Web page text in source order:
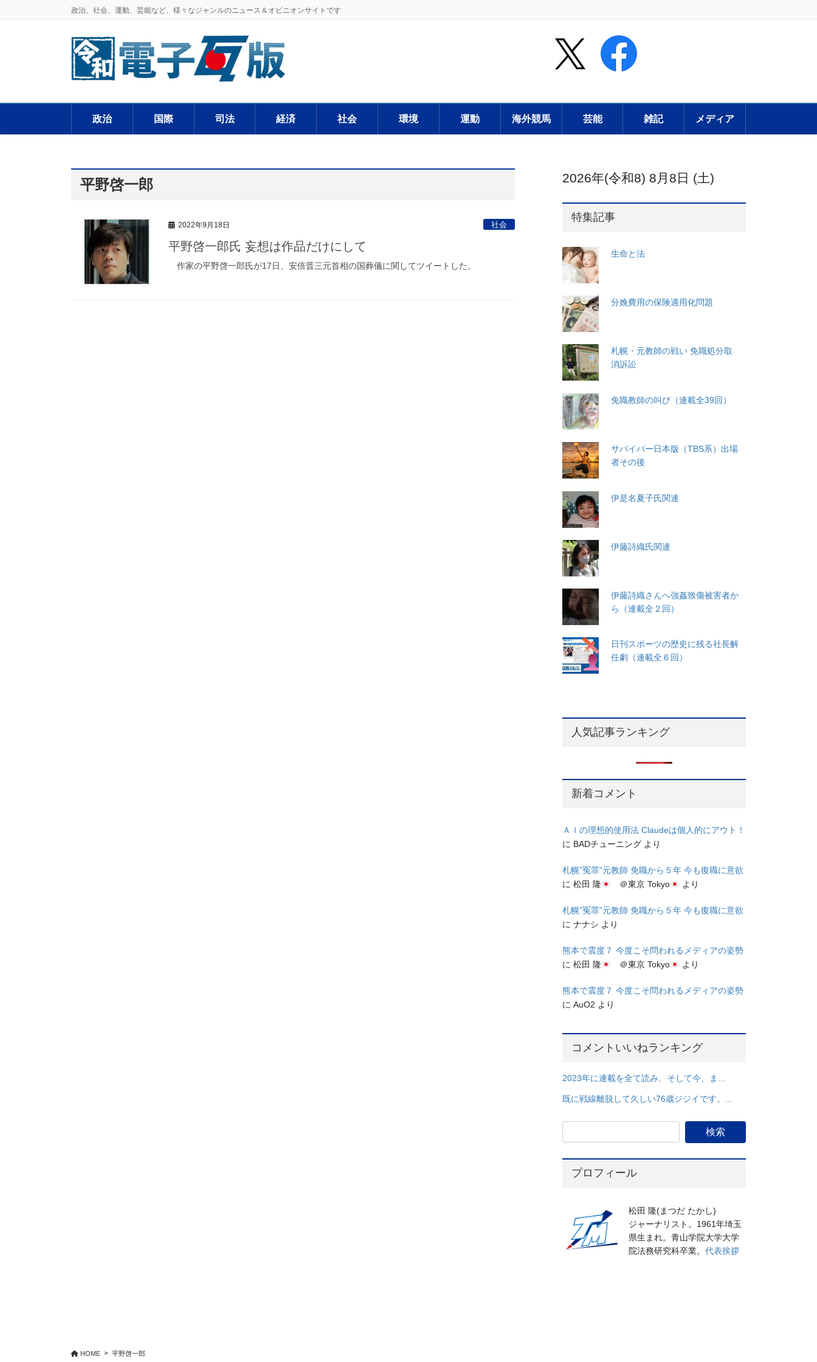
政治、社会、運動、芸能など、様々なジャンルのニュース＆オピニオンサイトです
政治 国際 司法 経済 社会 環境 運動 海外競馬 芸能 雑記 メディア
平野啓一郎
2022年9月18日 社会
平野啓一郎氏 妄想は作品だけにして
作家の平野啓一郎氏が17日、安倍晋三元首相の国葬儀に関してツイートした。
2026年(令和8) 8月8日 (土)
特集記事
生命と法
分娩費用の保険適用化問題
札幌・元教師の戦い 免職処分取
消訴訟
免職教師の叫び（連載全39回）
サバイバー日本版（TBS系）出場
者その後
伊是名夏子氏関連
伊藤詩織氏関連
伊藤詩織さんへ強姦致傷被害者か
ら（連載全２回）
日刊スポーツの歴史に残る社長解
任劇（連載全６回）
人気記事ランキング
新着コメント
ＡＩの理想的使用法 Claudeは個人的にアウト！
に BADチューニング より
札幌”冤罪”元教師 免職から５年 今も復職に意欲
に松田 隆 ＠東京 Tokyo より
札幌”冤罪”元教師 免職から５年 今も復職に意欲
にナナシ より
熊本で震度７ 今度こそ問われるメディアの姿勢
に松田 隆 ＠東京 Tokyo より
熊本で震度７ 今度こそ問われるメディアの姿勢
にAuO2 より
コメントいいねランキング
2023年に連載を全て読み、そして今、ま...
既に戦線離脱して久しい76歳ジジイです。...
プロフィール
松田 隆(まつだ たかし)
ジャーナリスト。1961年埼玉
県生まれ。青山学院大学大学
院法務研究科卒業。代表挨拶
HOME 平野啓一郎